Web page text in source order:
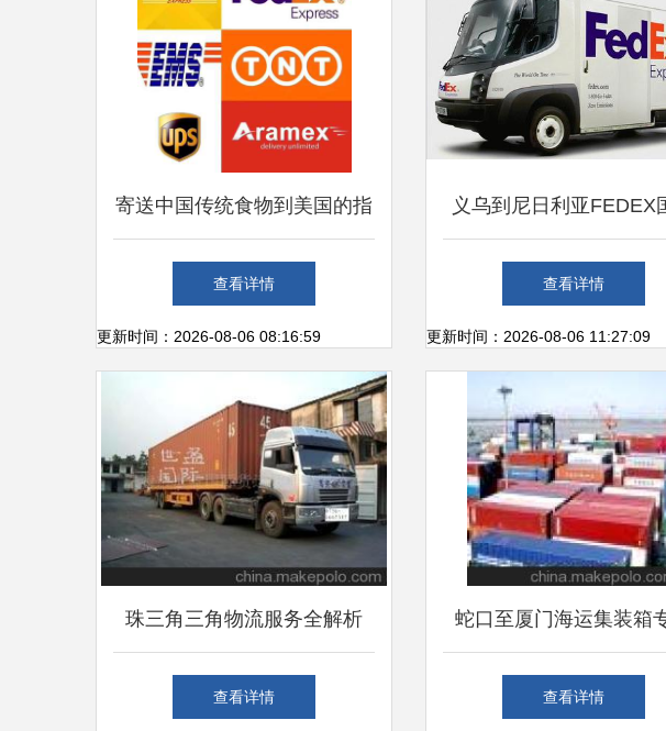
寄送中国传统食物到美国的指
南与物流解答
查看详情
更新时间：2026-08-06 08:16:59
义乌到尼日利亚FEDEX
快递一级代理 为何浙江
是可靠选择
查看详情
更新时间：2026-08-06 11:27:09
珠三角三角物流服务全解析
价格、厂家、运输代理与珠海
查看详情
蛇口至厦门海运集装箱
特惠航线全解析与广州市
查看详情